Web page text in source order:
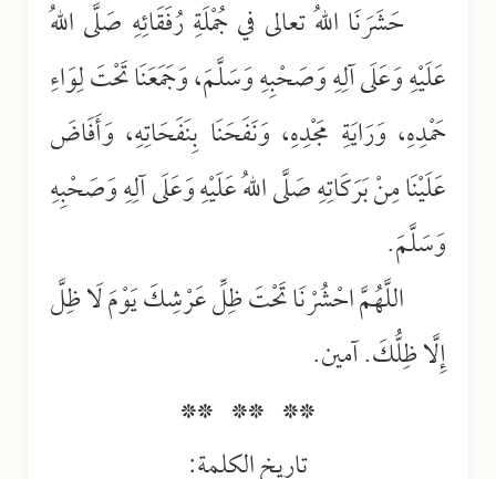
حَشَرَنَا اللهُ تعالى في جُمْلَةِ رُفَقَائِهِ صَلَّى اللهُ
عَلَيْهِ وَعَلَى آلِهِ وَصَحْبِهِ وَسَلَّمَ، وَجَمَعَنَا تَحْتَ لِوَاءِ
حَمْدِهِ، وَرَايَةِ مَجْدِهِ، وَنَفَحَنَا بِنَفَحَاتِهِ، وَأَفَاضَ
عَلَيْنَا مِنْ بَرَكَاتِهِ صَلَّى اللهُ عَلَيْهِ وَعَلَى آلِهِ وَصَحْبِهِ
وَسَلَّمَ.
اللَّهُمَّ احْشُرْنَا تَحْتَ ظِلِّ عَرْشِكَ يَوْمَ لَا ظِلَّ
إِلَّا ظِلُّكَ. آمين.
** ** **
تاريخ الكلمة: